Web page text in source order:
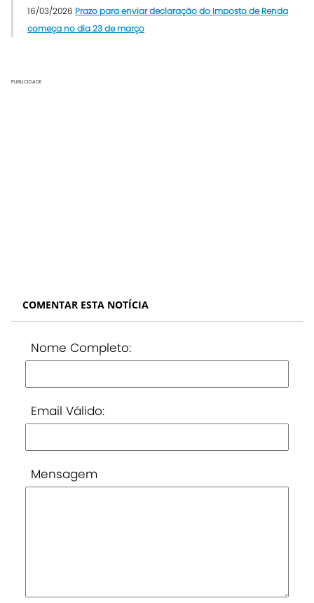
16/03/2026 Prazo para enviar declaração do Imposto de Renda
começa no dia 23 de março
PUBLICIDADE
COMENTAR ESTA NOTÍCIA
Nome Completo:
Email Válido:
Mensagem